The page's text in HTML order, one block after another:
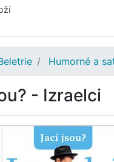
Humorné a
- Izraelci